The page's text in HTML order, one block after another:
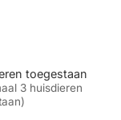
toegestaan
3 huisdieren
)